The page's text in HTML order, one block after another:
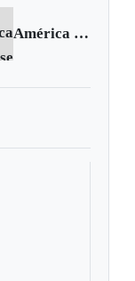
América se convierte en el primer continente libre de sarampión: OPS